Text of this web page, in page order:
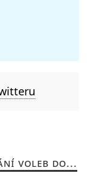
VOLEB DO...